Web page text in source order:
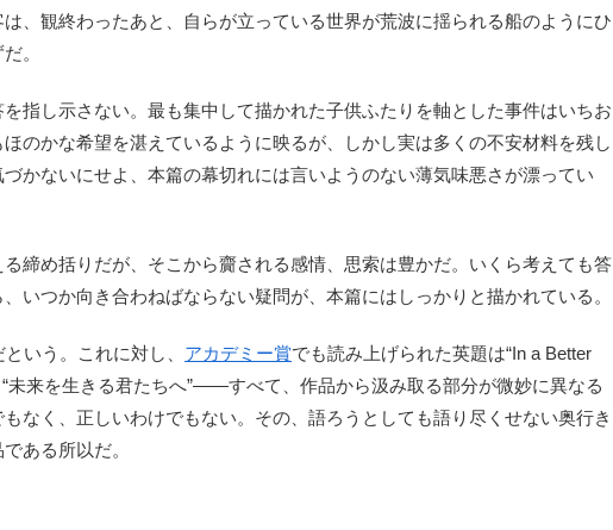
、観終わったあと、自らが立っている世界が荒波に揺られる船のようにひ
。
指し示さない。最も集中して描かれた子供ふたりを軸とした事件はいちお
のかな希望を湛えているように映るが、しかし実は多くの不安材料を残し
かないにせよ、本篇の幕切れには言いようのない薄気味悪さが漂ってい
締め括りだが、そこから齎される感情、思索は豊かだ。いくら考えても答
いつか向き合わねばならない疑問が、本篇にはしっかりと描かれている。
いう。これに対し、 アカデミー賞でも読み上げられた英題は“In a Better
未来を生きる君たちへ”――すべて、作品から汲み取る部分が微妙に異なる
なく、正しいわけでもない。その、語ろうとしても語り尽くせない奥行き
ある所以だ。